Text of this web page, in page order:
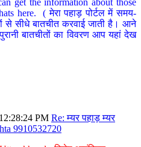
here. ( मेरा पहाड़ पोर्टल में समय-
से सीधे बातचीत करवाई जाती है। आने
बातचीतों का विवरण आप यहां देख
PM Re: म्यर पहाड़ म्यर
9910532720